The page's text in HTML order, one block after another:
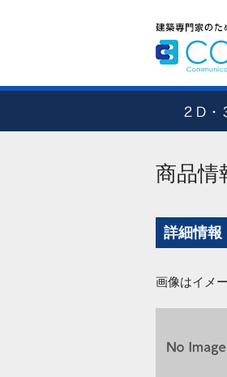
商品情
詳細情報
画像はイメ